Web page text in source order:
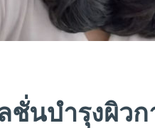
นบำรุงผิวก